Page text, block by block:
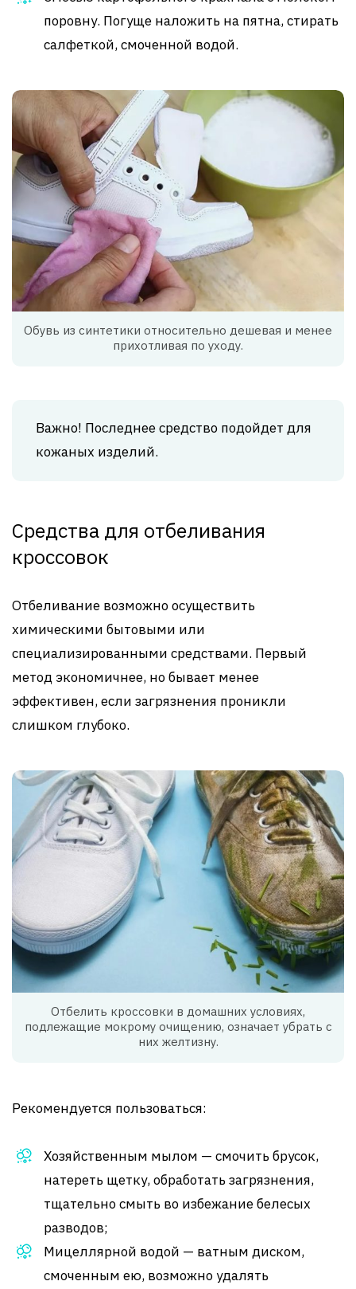
поровну. Погуще наложить на пятна, стирать
салфеткой, смоченной водой.
Обувь из синтетики относительно дешевая и менее
прихотливая по уходу.
Важно! Последнее средство подойдет для
кожаных изделий.
Средства для отбеливания
кроссовок
Отбеливание возможно осуществить
химическими бытовыми или
специализированными средствами. Первый
метод экономичнее, но бывает менее
эффективен, если загрязнения проникли
слишком глубоко.
Отбелить кроссовки в домашних условиях,
подлежащие мокрому очищению, означает убрать с
них желтизну.
Рекомендуется пользоваться:
Хозяйственным мылом — смочить брусок,
натереть щетку, обработать загрязнения,
тщательно смыть во избежание белесых
разводов;
Мицеллярной водой — ватным диском,
смоченным ею, возможно удалять